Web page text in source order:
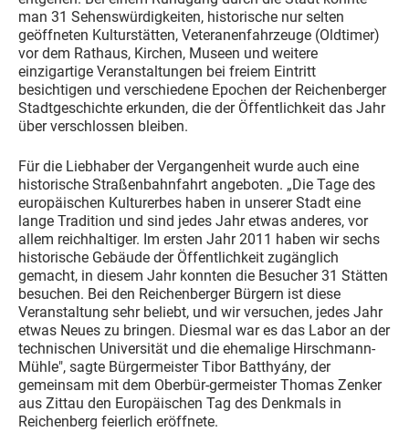
man 31 Sehenswürdigkeiten, historische nur selten
geöffneten Kulturstätten, Veteranenfahrzeuge (Oldtimer)
vor dem Rathaus, Kirchen, Museen und weitere
einzigartige Veranstaltungen bei freiem Eintritt
besichtigen und verschiedene Epochen der Reichenberger
Stadtgeschichte erkunden, die der Öffentlichkeit das Jahr
über verschlossen bleiben.
Für die Liebhaber der Vergangenheit wurde auch eine
historische Straßenbahnfahrt angeboten. „Die Tage des
europäischen Kulturerbes haben in unserer Stadt eine
lange Tradition und sind jedes Jahr etwas anderes, vor
allem reichhaltiger. Im ersten Jahr 2011 haben wir sechs
historische Gebäude der Öffentlichkeit zugänglich
gemacht, in diesem Jahr konnten die Besucher 31 Stätten
besuchen. Bei den Reichenberger Bürgern ist diese
Veranstaltung sehr beliebt, und wir versuchen, jedes Jahr
etwas Neues zu bringen. Diesmal war es das Labor an der
technischen Universität und die ehemalige Hirschmann-
Mühle", sagte Bürgermeister Tibor Batthyány, der
gemeinsam mit dem Oberbür-germeister Thomas Zenker
aus Zittau den Europäischen Tag des Denkmals in
Reichenberg feierlich eröffnete.